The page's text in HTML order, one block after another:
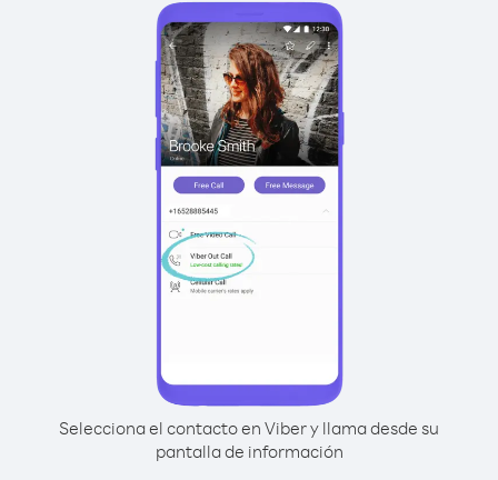
Selecciona el contacto en Viber y llama desde su
pantalla de información